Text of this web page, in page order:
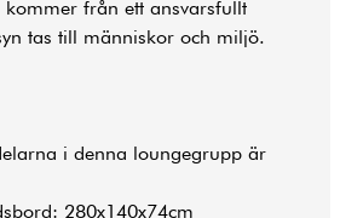
från ett ansvarsfullt
tas till människor och miljö.
i denna loungegrupp är
280x140x74cm